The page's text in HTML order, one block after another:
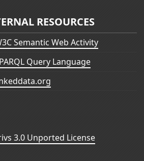
RESOURCES
Semantic Web Activity
Query Language
3.0 Unported License